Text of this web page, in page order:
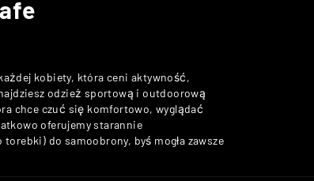
kobiety, która ceni aktywność,
odzież sportową i outdoorową
chce czuć się komfortowo, wyglądać
oferujemy starannie
do samoobrony, byś mogła zawsze